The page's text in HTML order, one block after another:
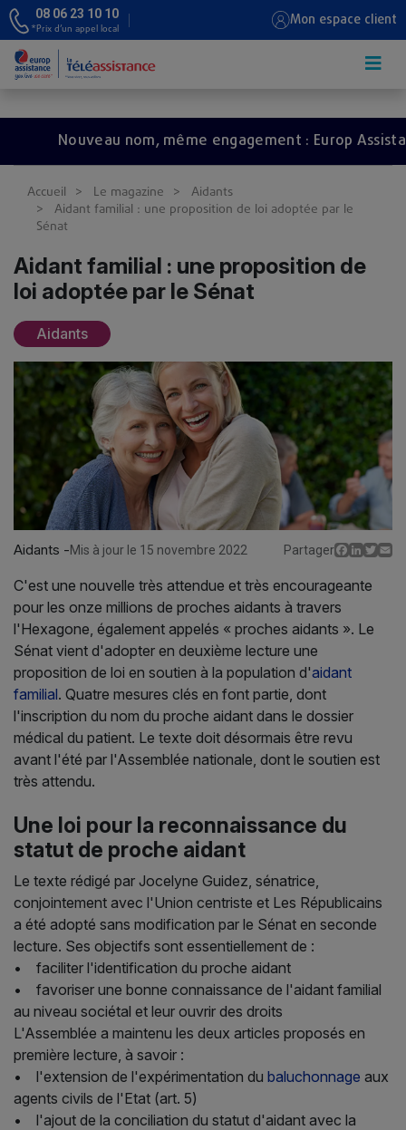
08 06 23 10 10
*Prix d’un appel local Mon espace client
Nouveau nom, même engagement : Europ
Accueil Le magazine
Aidants
Aidant familial : une proposition de loi adoptée par le
Sénat
Aidant familial : une proposition de
loi adoptée par le Sénat
Aidants
Aidants -Mis à jour le 15 novembre 2022 Partager
C'est une nouvelle très attendue et très encourageante
pour les onze millions de proches aidants à travers
l'Hexagone, également appelés « proches aidants ». Le
Sénat vient d'adopter en deuxième lecture une
proposition de loi en soutien à la population d'aidant
familial. Quatre mesures clés en font partie, dont
l'inscription du nom du proche aidant dans le dossier
médical du patient. Le texte doit désormais être revu
avant l'été par l'Assemblée nationale, dont le soutien est
très attendu.
Une loi pour la reconnaissance du
statut de proche aidant
Le texte rédigé par Jocelyne Guidez, sénatrice,
conjointement avec l'Union centriste et Les Républicains
a été adopté sans modification par le Sénat en seconde
lecture. Ses objectifs sont essentiellement de :
• faciliter l'identification du proche aidant
• favoriser une bonne connaissance de l'aidant familial
au niveau sociétal et leur ouvrir des droits
L'Assemblée a maintenu les deux articles proposés en
première lecture, à savoir :
• l'extension de l'expérimentation du baluchonnage aux
agents civils de l'Etat (art. 5)
• l'ajout de la conciliation du statut d'aidant avec la